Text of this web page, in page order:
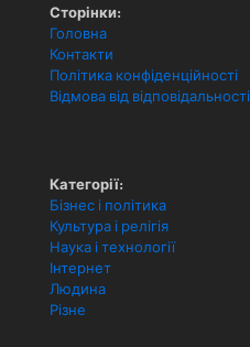
Сторінки:
Головна
Контакти
Політика конфіденційності
Відмова від відповідальності
Категорії:
Бізнес і політика
Культура і релігія
Наука і технології
Інтернет
Людина
Різне